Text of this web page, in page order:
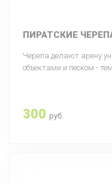
ПИРАТСКИЕ
Черепа делают арену
объектами и песком -
300 руб.